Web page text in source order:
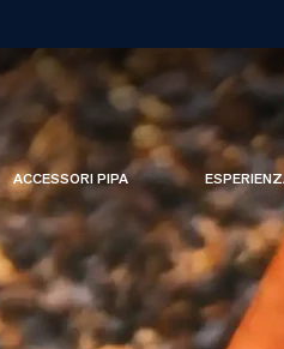
ACCESSORI PIPA